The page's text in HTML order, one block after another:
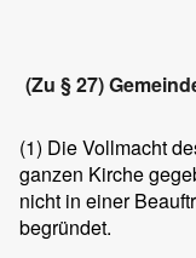
(Zu § 27)
(1) Die Vollmacht
ganzen Kirche
nicht in einer
begründet.